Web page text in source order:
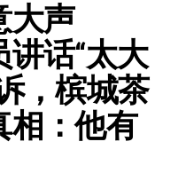
大声
话“太大
，槟城茶
相：他有